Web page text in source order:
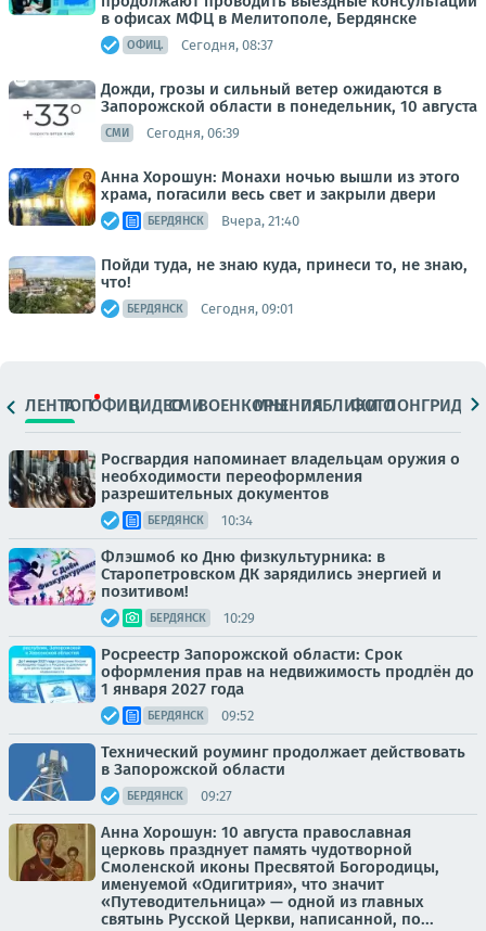
в офисах МФЦ в Мелитополе, Бердянске
ОФИЦ. Сегодня, 08:37
Дожди, грозы и сильный ветер ожидаются в
Запорожской области в понедельник, 10 августа
СМИ Сегодня, 06:39
Анна Хорошун: Монахи ночью вышли из этого
храма, погасили весь свет и закрыли двери
БЕРДЯНСК Вчера, 21:40
Пойди туда, не знаю куда, принеси то, не знаю,
что!
БЕРДЯНСК Сегодня, 09:01
ЛЕНТАТОПОФИЦ.ВИДЕОСМИВОЕНКОРЫМНЕНИЯПАБЛИКИ
ФОТОЛОНГРИДЫ
Росгвардия напоминает владельцам оружия о
необходимости переоформления
разрешительных документов
БЕРДЯНСК 10:34
Флэшмоб ко Дню физкультурника: в
Старопетровском ДК зарядились энергией и
позитивом!
БЕРДЯНСК 10:29
Росреестр Запорожской области: Срок
оформления прав на недвижимость продлён до
1 января 2027 года
БЕРДЯНСК 09:52
Технический роуминг продолжает действовать
в Запорожской области
БЕРДЯНСК 09:27
Анна Хорошун: 10 августа православная
церковь празднует память чудотворной
Смоленской иконы Пресвятой Богородицы,
именуемой «Одигитрия», что значит
«Путеводительница» — одной из главных
святынь Русской Церкви, написанной, по...